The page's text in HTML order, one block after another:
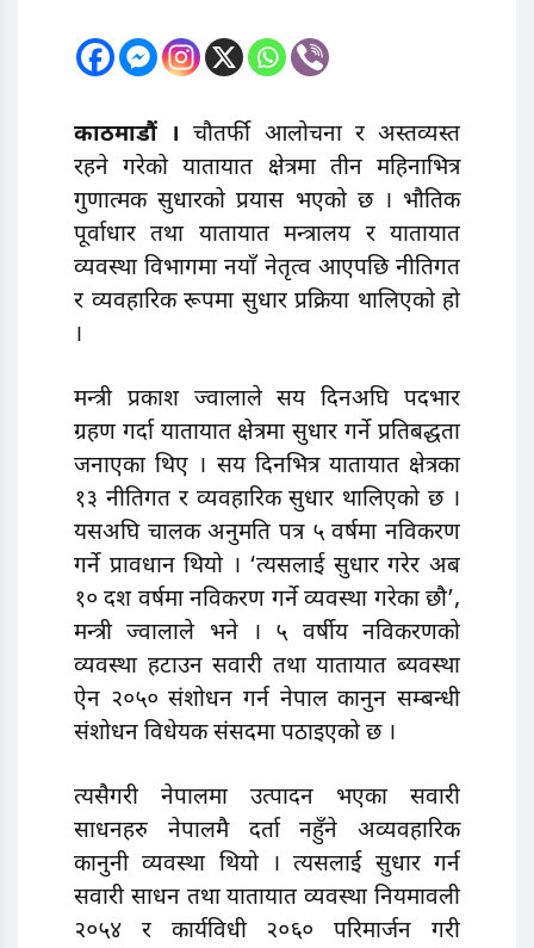
काठमाडौं । चौतर्फी आलोचना र अस्तव्यस्त
रहने गरेकाे यातायात क्षेत्रमा तीन महिनाभित्र
गुणात्मक सुधारकाे प्रयास भएको छ । भौतिक
पूर्वाधार तथा यातायात मन्त्रालय र यातायात
व्यवस्था विभागमा नयाँ नेतृत्व आएपछि नीतिगत
र व्यवहारिक रूपमा सुधार प्रक्रिया थालिएकाे हाे
।
मन्त्री प्रकाश ज्वालाले सय दिनअघि पदभार
ग्रहण गर्दा यातायात क्षेत्रमा सुधार गर्ने प्रतिबद्धता
जनाएका थिए । सय दिनभित्र यातायात क्षेत्रका
१३ नीतिगत र व्यवहारिक सुधार थालिएकाे छ ।
यसअघि चालक अनुमति पत्र ५ वर्षमा नविकरण
गर्ने प्रावधान थियो । ‘त्यसलाई सुधार गरेर अब
१० दश वर्षमा नविकरण गर्ने व्यवस्था गरेका छौ’,
मन्त्री ज्वालाले भने । ५ वर्षीय नविकरणको
व्यवस्था हटाउन सवारी तथा यातायात ब्यवस्था
ऐन २०५० संशोधन गर्न नेपाल कानुन सम्बन्धी
संशोधन विधेयक संसदमा पठाइएको छ ।
त्यसैगरी नेपालमा उत्पादन भएका सवारी
साधनहरु नेपालमै दर्ता नहुँने अव्यवहारिक
कानुनी व्यवस्था थियो । त्यसलाई सुधार गर्न
सवारी साधन तथा यातायात व्यवस्था नियमावली
२०५४ र कार्यविधी २०६० परिमार्जन गरी